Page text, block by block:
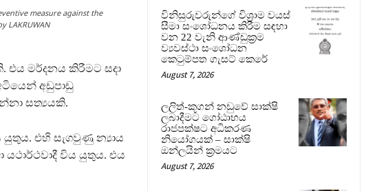
measure against the
LAKRUWAN
මර්දනය කිරීමට සදා
අඩුපාඩු
සත්‍යයකි.
යුතුය. එහි සැගවුණු න්‍යාය
විය යුතුය. එය
විනිසුරුවරුන්ගේ විශ්‍රාම වයස්
සීමා සංශෝධනය කිරීම සඳහා
වන 22 වැනි ආණ්ඩුක්‍රම
ව්‍යවස්ථා සංශෝධන
කෙටුම්පත ගැසට් කෙරේ
August 7, 2026
ලලිත්-කූගන් නඩුවේ සාක්ෂි
ලබාදීමට ගෝඨාභය
රාජපක්ෂට අධිකරණ
නියෝගයක් – සාක්ෂි
ඔන්ලයින් ක්‍රමයට
August 7, 2026